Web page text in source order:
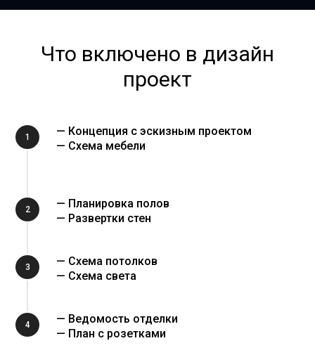
Что включено в дизайн
проект
1
— Концепция с эскизным проектом
— Схема мебели
2
— Планировка полов
— Развертки стен
3
— Схема потолков
— Схема света
4
— Ведомость отделки
— План с розетками